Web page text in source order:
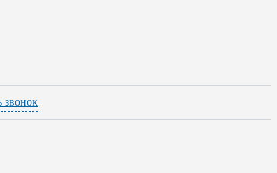
звонок